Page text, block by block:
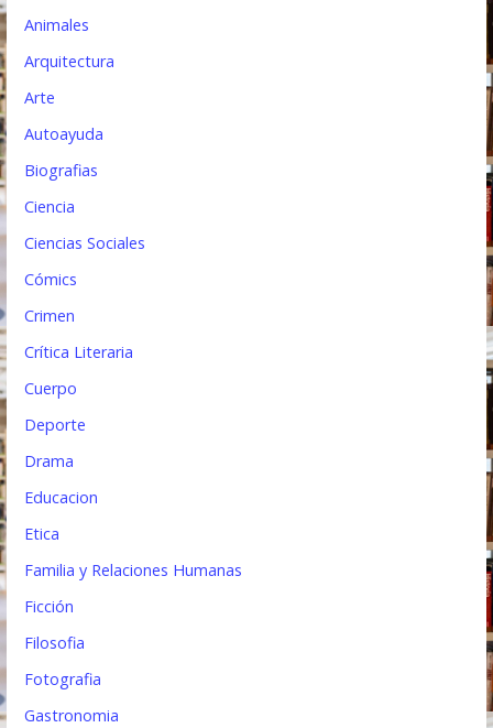
n
Animales
Arquitectura
Arte
Autoayuda
Biografias
Ciencia
Ciencias Sociales
Cómics
Crimen
Crítica Literaria
Cuerpo
Deporte
Drama
Educacion
Etica
Familia y Relaciones Humanas
Ficción
Filosofia
Fotografia
Gastronomia